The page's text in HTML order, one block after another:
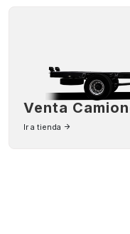
Venta
Ir a tienda